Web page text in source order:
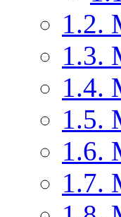
1.2.
1.3.
1.4.
1.5.
1.6.
1.7.